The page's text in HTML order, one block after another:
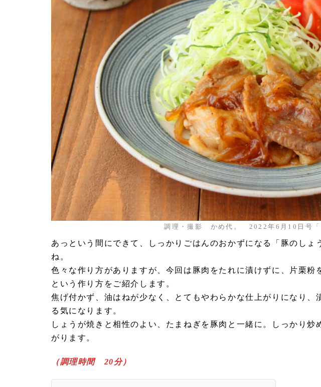
調理・撮影 かめ代。 2022年6月10日号「
あっという間にできて、しっかりごはんのおかずになる「豚のしょ
ね。
色々な作り方がありますが、今回は豚肉をたれに漬けずに、片栗粉
という作り方をご紹介します。
焦げ付かず、油はねが少なく、とてもやわらかな仕上がりになり、
る気になります。
しょうが焼きと相性のよい、たまねぎを豚肉と一緒に。しっかり
がります。
（調理時間 20分）